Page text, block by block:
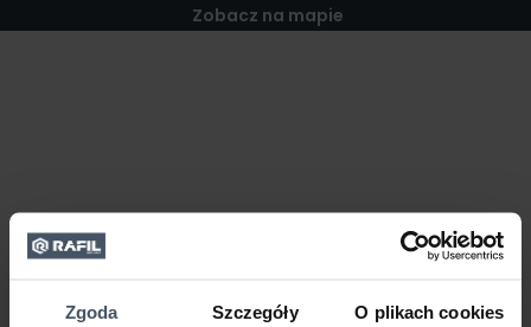
Zgoda Szczegóły O plikach cookies
Zobacz na mapie